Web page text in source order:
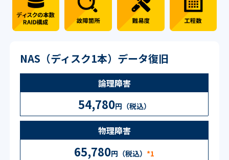
NAS（ディスク1本）データ復旧
論理障害
54,780円（税込）
物理障害
65,780円（税込）*1